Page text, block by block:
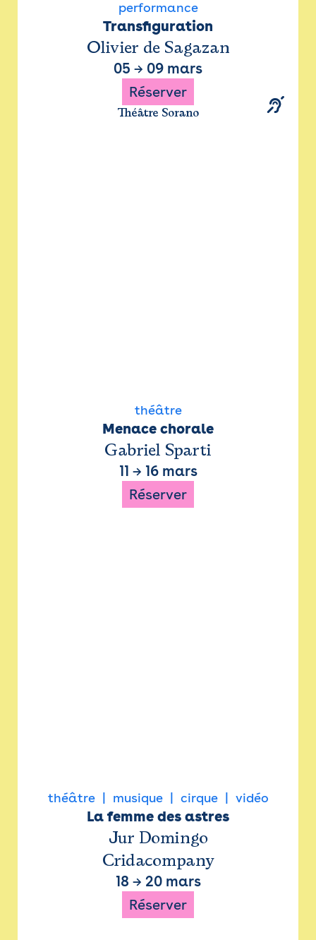
performance
Transfiguration
Olivier de Sagazan
05 → 09 mars
Réserver
Théâtre Sorano
théâtre
Menace chorale
Gabriel Sparti
11 → 16 mars
Réserver
théâtre musique cirque vidéo
La femme des astres
Jur Domingo
Cridacompany
18 → 20 mars
Réserver